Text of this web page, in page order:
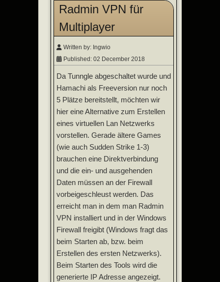
Radmin VPN für
Multiplayer
Written by: Ingwio
Published: 02 December 2018
Da Tunngle abgeschaltet wurde und
Hamachi als Freeversion nur noch
5 Plätze bereitstellt, möchten wir
hier eine Alternative zum Erstellen
eines virtuellen Lan Netzwerks
vorstellen. Gerade ältere Games
(wie auch Sudden Strike 1-3)
brauchen eine Direktverbindung
und die ein- und ausgehenden
Daten müssen an der Firewall
vorbeigeschleust werden. Das
erreicht man in dem man Radmin
VPN installiert und in der Windows
Firewall freigibt (Windows fragt das
beim Starten ab, bzw. beim
Erstellen des ersten Netzwerks).
Beim Starten des Tools wird die
generierte IP Adresse angezeigt.